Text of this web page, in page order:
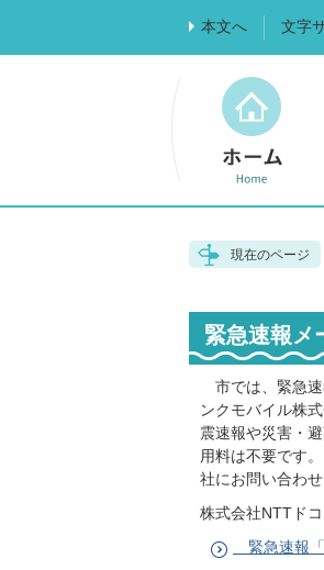
本文へ 文字
現在のページ
緊急速報メ
市では、緊急速
ンクモバイル株
震速報や災害・
用料は不要です
社にお問い合わせ
株式会社NTTド
緊急速報